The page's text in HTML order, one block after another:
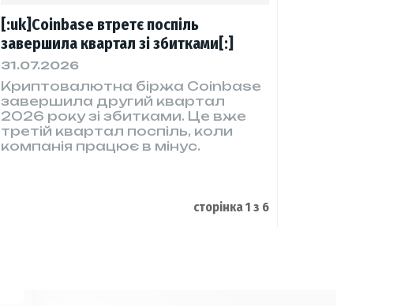
[:uk]Coinbase втретє поспіль
завершила квартал зі збитками[:]
31.07.2026
Криптовалютна біржа Coinbase
завершила другий квартал
2026 року зі збитками. Це вже
третій квартал поспіль, коли
компанія працює в мінус.
сторінка 1 з 6